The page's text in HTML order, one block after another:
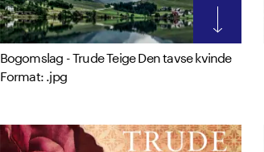
Bogomslag - Trude Teige Den tavse kvinde
Format: .jpg